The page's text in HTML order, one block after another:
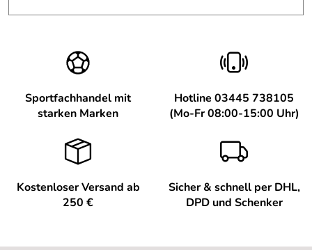
Sportfachhandel mit
starken Marken
Hotline 03445 738105
(Mo-Fr 08:00-15:00 Uhr)
Kostenloser Versand ab
250 €
Sicher & schnell per DHL,
DPD und Schenker